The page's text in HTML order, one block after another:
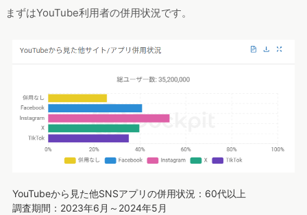
まずはYouTube利用者の併用状況です。
YouTubeから見た他SNSアプリの併用状況：60代以上
調査期間：2023年6月～2024年5月